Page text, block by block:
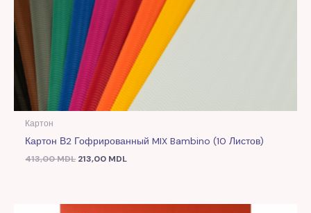
Картон
Картон В2 Гофрированный MIX Bambino (10 Листов)
413,00MDL 213,00 MDL